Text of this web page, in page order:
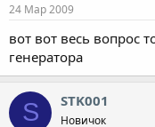
24 Мар 2009
вот вот весь вопрос
генератора
S STK001
Новичок